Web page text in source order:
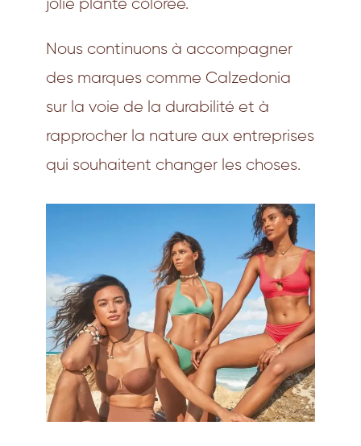
jolie plante colorée.
Nous continuons à accompagner
des marques comme Calzedonia
sur la voie de la durabilité et à
rapprocher la nature aux entreprises
qui souhaitent changer les choses.